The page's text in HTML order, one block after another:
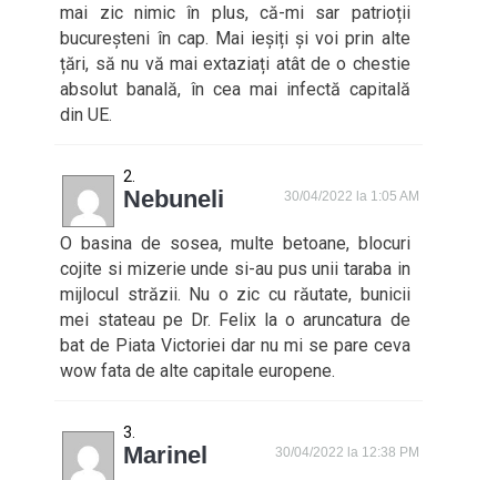
mai zic nimic în plus, că-mi sar patrioții
bucureșteni în cap. Mai ieșiți și voi prin alte
țări, să nu vă mai extaziați atât de o chestie
absolut banală, în cea mai infectă capitală
din UE.
Nebuneli 30/04/2022 la 1:05 AM
O basina de sosea, multe betoane, blocuri
cojite si mizerie unde si-au pus unii taraba in
mijlocul străzii. Nu o zic cu răutate, bunicii
mei stateau pe Dr. Felix la o aruncatura de
bat de Piata Victoriei dar nu mi se pare ceva
wow fata de alte capitale europene.
Marinel 30/04/2022 la 12:38 PM